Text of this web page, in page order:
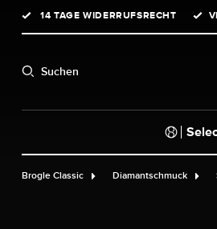
Zur Hauptnavigation
14 TAGE WIDERRUFSRECHT
Suchen
Brogle Classic Diamantschmuck